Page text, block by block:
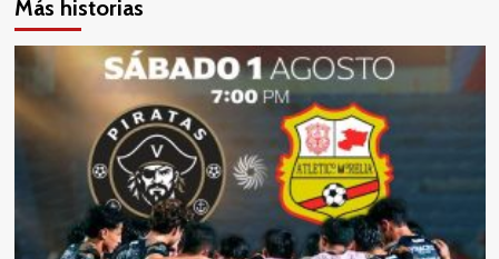
Más historias